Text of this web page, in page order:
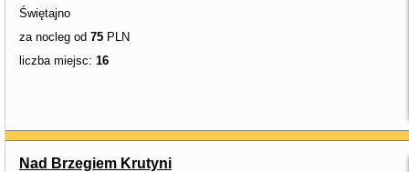
Świętajno
za nocleg od 75 PLN
liczba miejsc: 16
Nad Brzegiem Krutyni